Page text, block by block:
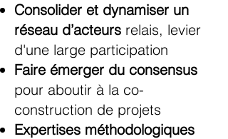
Consolider et dynamiser un
réseau d’acteurs relais, levier
d'une large participation
Faire émerger du consensus
pour aboutir à la co-
construction de projets
Expertises méthodologiques